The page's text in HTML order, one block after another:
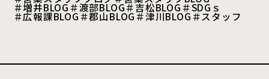
＃増井BLOG＃渡部BLOG＃吉松BLOG＃SDGｓ
＃広報課BLOG＃郡山BLOG＃津川BLOG＃スタッフ